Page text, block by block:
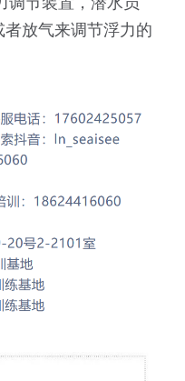
放气来调节浮力的